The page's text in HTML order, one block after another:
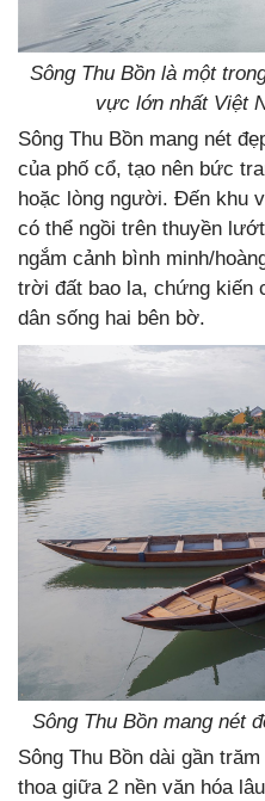
Sông Thu Bồn là một
vực lớn nhất Việt
Sông Thu Bồn mang nét
của phố cổ, tạo nên bức
hoặc lòng người. Đến khu
có thể ngồi trên thuyền
ngắm cảnh bình minh/
trời đất bao la, chứng kiến
dân sống hai bên bờ.
Sông Thu Bồn mang nét
Sông Thu Bồn dài gần
thoa giữa 2 nền văn hóa